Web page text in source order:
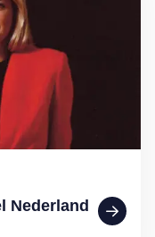
Nederland